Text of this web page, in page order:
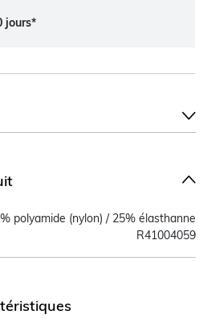
jours*
polyamide (nylon) / 25% élasthanne
R41004059